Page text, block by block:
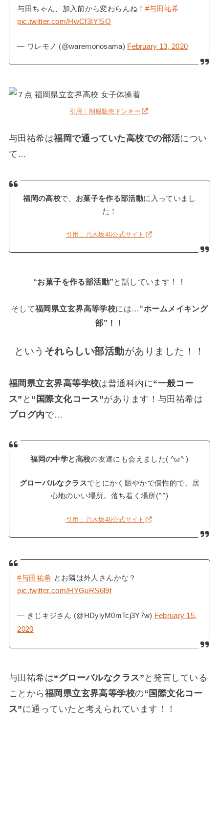
与田ちゃん、加入前から変わらんね！ #与田祐希
pic.twitter.com/HwCf3IYlSO
— ワレモノ (@waremonosama) February 13, 2020
引用：制服販売ドンキー
与田祐希は福岡で通っていた高校での部活につい
て…
福岡の高校で、 お菓子を作る部活動に入っていまし
た！
引用：乃木坂46公式サイト
“お菓子を作る部活動” と話しています！！
そして福岡県立玄界高等学校には…“ホームメイキング
部”！！
という それらしい部活動がありました！！
福岡県立玄界高等学校は普通科内に“一般コー
ス” と “国際文化コース”があります！与田祐希は
ブログ内で…
福岡の中学と高校の友達にも会えました( ^ω^ )
グローバルなクラスでとにかく賑やかで個性的で、居
心地のいい場所。落ち着く場所(^^)
引用：乃木坂46公式サイト
#与田祐希 とお隣は外人さんかな？
pic.twitter.com/HYGuRS6l9t
— きじキジさん (@HDylyM0mTcj3Y7w) February 15,
2020
与田祐希は“グローバルなクラス” と発言している
ことから 福岡県立玄界高等学校の“国際文化コー
ス”に通っていたと考えられています！！